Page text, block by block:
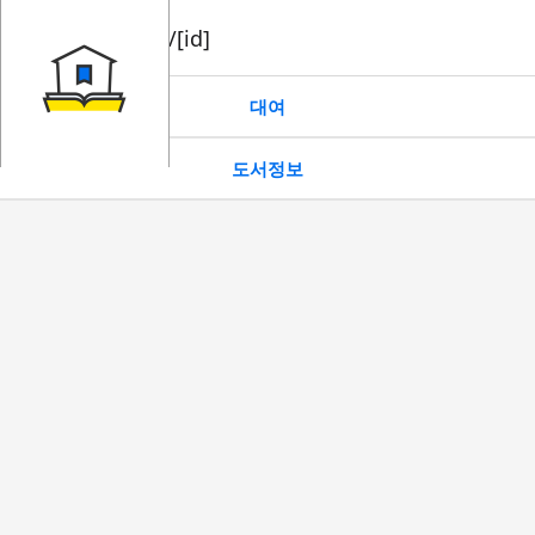
book/rent/[id]
대여
도서정보